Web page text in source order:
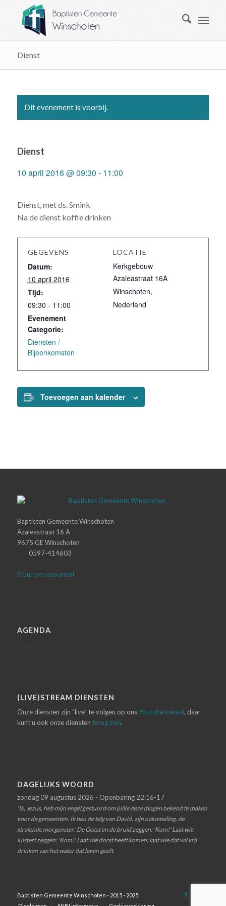
Dienst
Dit evenement is voorbij.
Dienst
10 april 2016 @ 09:30 - 11:00
Dienst, met ds. Smink
Na de dienst koffie drinken
GEGEVENS
Datum:
10 april 2016
Tijd:
09:30 - 11:00
Evenement
Categorie:
Diensten /
Bijeenkomsten
LOCATIE
Kerkgebouw
Azaleastraat 16A
Winschoten,
Nederland
Toevoegen aan kalender
Baptisten Gemeente Winschoten
Azaleastraat 16 A
9675 GE Winschoten
0597-414603
Stuur ons een email
AGENDA
(LIVE)STREAM DIENSTEN
Onze diensten zijn “live” te volgen op onsYoutube kanaal, daar
kunt u ook onze diensten terug zien.
DAGELIJKS WOORD
zondag 09 augustus 2026 - Openbaring 22:16-17
'Ik, Jezus, heb mijn engel gestuurd om jullie deze dingen bekend te maken
voor de gemeenten. Ik ben de telg van David, zijn nakomeling, de
stralende morgenster.' De Geest en de bruid zeggen: 'Kom!' Laat wie
luistert zeggen: 'Kom!' Laat wie dorst heeft komen; laat wie dat wil vrij
drinken van het water dat leven geeft.
Baptisten Gemeente Winschoten - 2015 - 2025